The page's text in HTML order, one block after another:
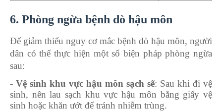
6. Phòng ngừa bệnh dò hậu môn
Để giảm thiểu nguy cơ mắc bệnh dò hậu môn, người
dân có thể thực hiện một số biện pháp phòng ngừa
sau:
- Vệ sinh khu vực hậu môn sạch sẽ: Sau khi đi vệ
sinh, nên lau sạch khu vực hậu môn bằng giấy vệ
sinh hoặc khăn ướt để tránh nhiễm trùng.